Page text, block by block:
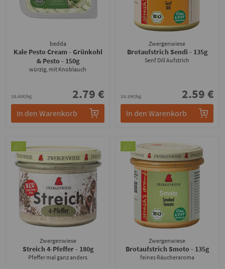
bedda
Kale Pesto Cream - Grünkohl
& Pesto- 150g
würzig, mit Knoblauch
18.60€/kg 2.79 €
In den Warenkorb
Zwergenwiese
Brotaufstrich Sendi - 135g
Senf Dill Aufstrich
19.19€/kg 2.59 €
In den Warenkorb
Zwergenwiese
Streich 4-Pfeffer- 180g
Pfeffer mal ganz anders
Zwergenwiese
Brotaufstrich Smoto- 135g
feines Räucheraroma